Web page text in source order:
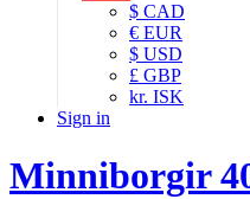
$ CAD
€ EUR
$ USD
£ GBP
kr. ISK
Sign in
Minniborgir